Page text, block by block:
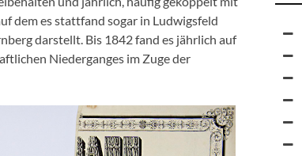
dem es stattfand sogar in Ludwigsfeld
darstellt. Bis 1842 fand es jährlich auf
Niederganges im Zuge der